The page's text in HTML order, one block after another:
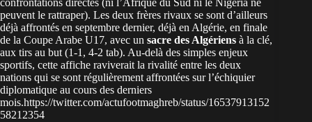
confrontations directes (ni l’Afrique du Sud ni le Nigeria ne
peuvent le rattraper). Les deux frères rivaux se sont d’ailleurs
déjà affrontés en septembre dernier, déjà en Algérie, en finale
de la Coupe Arabe U17, avec un sacre des Algériens à la clé,
aux tirs au but (1-1, 4-2 tab). Au-delà des simples enjeux
sportifs, cette affiche raviverait la rivalité entre les deux
nations qui se sont régulièrement affrontées sur l’échiquier
diplomatique au cours des derniers
mois.https://twitter.com/actufootmaghreb/status/16537913152
58212354